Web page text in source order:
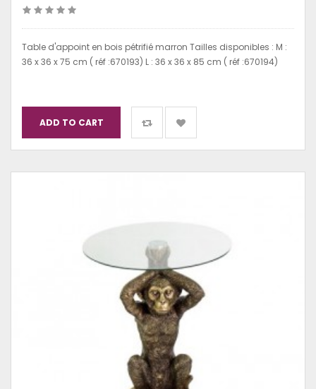
Table d'appoint en bois pétrifié marron Tailles disponibles : M :
36 x 36 x 75 cm ( réf :670193) L : 36 x 36 x 85 cm ( réf :670194)
ADD TO CART